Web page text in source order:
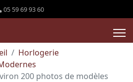
05 59 69 93 60
Horlogerie
200 photos de modèles